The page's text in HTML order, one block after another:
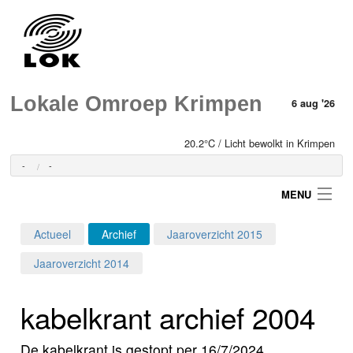
Lokale Omroep Krimpen 6 aug '26
20.2°C / Licht bewolkt in Krimpen
- -
MENU
Programma's
Actueel Archief
Jaaroverzicht 2015
Jaaroverzicht 2014
kabelkrant archief 2004